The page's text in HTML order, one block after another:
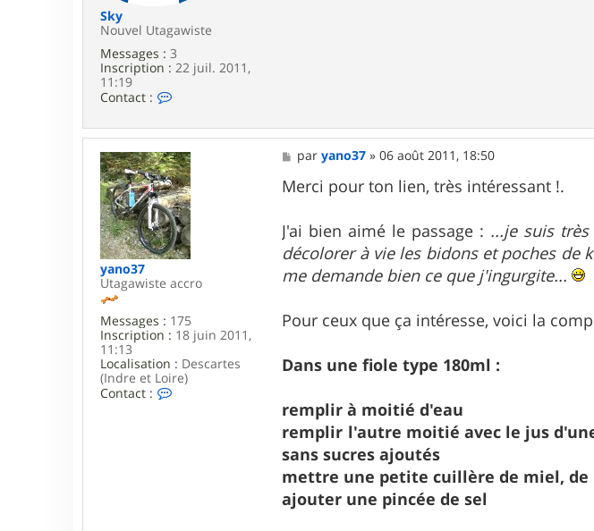
Sky
Nouvel Utagawiste
Messages : 3
Inscription : 22 juil. 2011,
11:19
Contact :
t
a
c
t
e
r
S
k
y
yano37
Utagawiste accro
Messages : 175
Inscription : 18 juin 2011,
11:13
Localisation : Descartes
(Indre et Loire)
Contact :
M
e
s
s
g
e
paryano37 »06 août 2011, 18:50
Merci pour ton lien, très intéressant !.
J'ai bien aimé le passage : ...je suis
décolorer à vie les bidons et poches de
me demande bien ce que j'ingurgite...
Pour ceux que ça intéresse, voici la
Dans une fiole type 180ml :
remplir à moitié d'eau
remplir l'autre moitié avec le jus
sans sucres ajoutés
mettre une petite cuillère de miel, de
ajouter une pincée de sel